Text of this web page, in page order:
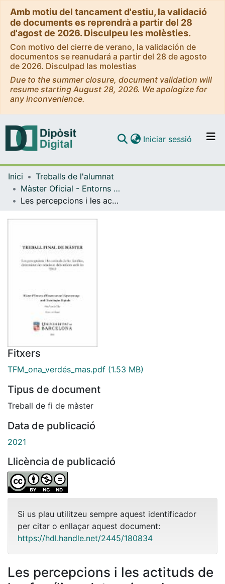
Amb motiu del tancament d'estiu, la validació
de documents es reprendrà a partir del 28
d'agost de 2026. Disculpeu les molèsties.
Con motivo del cierre de verano, la validación de
documentos se reanudará a partir del 28 de agosto
de 2026. Disculpad las molestias
Due to the summer closure, document validation will
resume starting August 28, 2026. We apologize for
any inconvenience.
Navega per tot el DD
Iniciar sessió (current)
Inici
Treballs de l'alumnat
Màster Oficial - Entorns d’Ensenyament i Aprenentatge amb Tecnologies Digitals
Les percepcions i les actituds de les famílies, determinen les relacions dels infants amb les TIC?
Fitxers
TFM_ona_verdés_mas.pdf (1.53 MB)
Tipus de document
Treball de fi de màster
Data de publicació
2021
Llicència de publicació
Si us plau utilitzeu sempre aquest identificador
per citar o enllaçar aquest document:
https://hdl.handle.net/2445/180834
Les percepcions i les actituds de